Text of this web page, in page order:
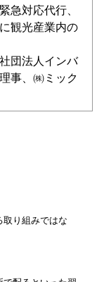
急対応代行、
観光産業内の
団法人インバ
事、㈱ミック
取り組みではな